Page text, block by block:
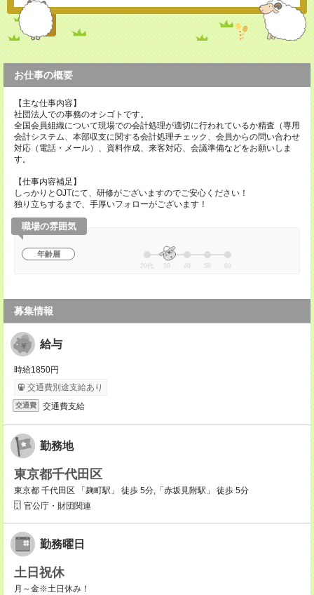
お仕事の概要
【主な仕事内容】
社団法人での事務のオシゴトです。
全国会員組織について現場での会計処理が適切に行われているか精査（専用
会計システム、本部収支に関する会計処理チェック、会員からの問い合わせ
対応（電話・メール）、資料作成、来客対応、会議準備などをお願いしま
す。
【仕事内容補足】
しっかりとOJTにて、研修がございますのでご安心ください！
独り立ちするまで、手厚いフォローがございます！
職場の雰囲気
年齢層
20代 30 40 50 60
募集情報
給与
時給1850円
交通費別途支給あり
交通費 交通費支給
勤務地
東京都千代田区
東京都 千代田区 「麹町駅」 徒歩 5分,「赤坂見附駅」 徒歩 5分
官公庁・財団関連
勤務曜日
土日祝休
月～金※土日休み！